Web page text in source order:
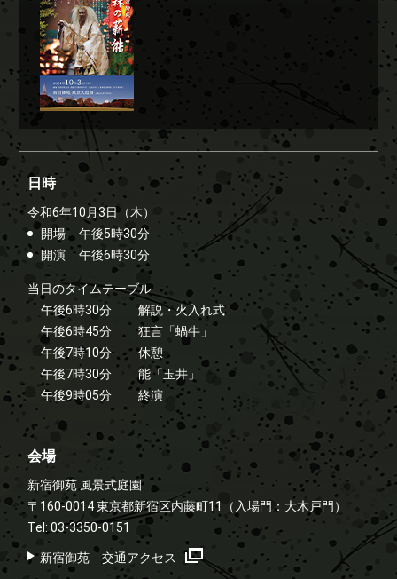
日時
令和6年10月3日（木）
開場
午後5時30分
開演
午後6時30分
当日のタイムテーブル
午後6時30分
解説・火入れ式
午後6時45分
狂言「蝸牛」
午後7時10分
休憩
午後7時30分
能「玉井」
午後9時05分
終演
会場
新宿御苑 風景式庭園
〒160-0014 東京都新宿区内藤町11
（入場門：大木戸門）
Tel: 03-3350-0151
新宿御苑 交通アクセス